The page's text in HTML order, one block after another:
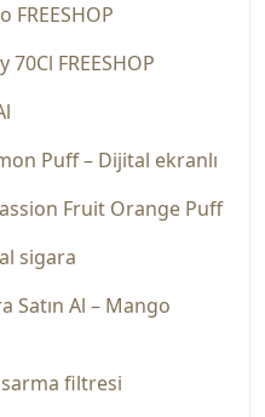
FREESHOP
FREESHOP
Puff – Dijital ekranlı
Fruit Orange Puff
sigara
Satın Al – Mango
filtresi